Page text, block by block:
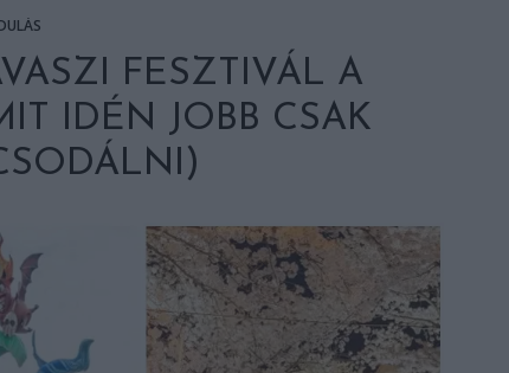
FESZTIVÁL A
IDÉN JOBB CSAK